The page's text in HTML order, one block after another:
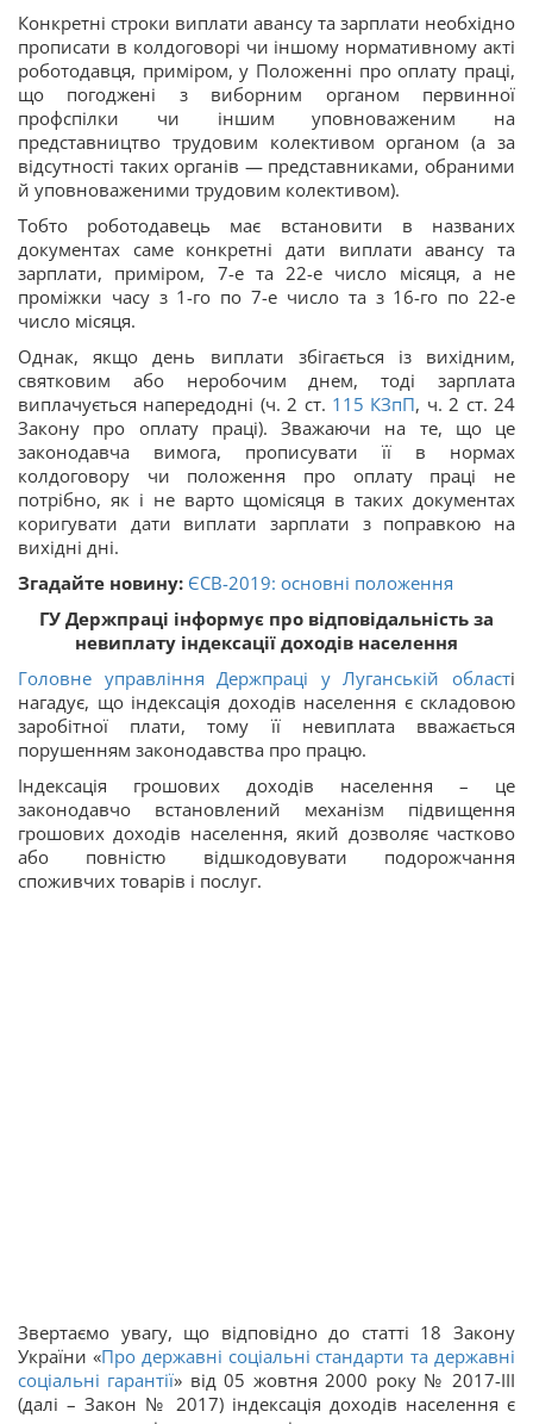
Конкретні строки виплати авансу та зарплати необхідно
прописати в колдоговорі чи іншому нормативному акті
роботодавця, приміром, у Положенні про оплату праці,
що погоджені з виборним органом первинної
профспілки чи іншим уповноваженим на
представництво трудовим колективом органом (а за
відсутності таких органів — представниками, обраними
й уповноваженими трудовим колективом).
Тобто роботодавець має встановити в названих
документах саме конкретні дати виплати авансу та
зарплати, приміром, 7-е та 22-е число місяця, а не
проміжки часу з 1-го по 7-е число та з 16-го по 22-е
число місяця.
Однак, якщо день виплати збігається із вихідним,
святковим або неробочим днем, тоді зарплата
виплачується напередодні (ч. 2 ст. 115 КЗпП, ч. 2 ст. 24
Закону про оплату праці). Зважаючи на те, що це
законодавча вимога, прописувати її в нормах
колдоговору чи положення про оплату праці не
потрібно, як і не варто щомісяця в таких документах
коригувати дати виплати зарплати з поправкою на
вихідні дні.
Згадайте новину: ЄСВ-2019: основні положення
ГУ Держпраці інформує про відповідальність за
невиплату індексації доходів населення
Головне управління Держпраці у Луганській області
нагадує, що індексація доходів населення є складовою
заробітної плати, тому її невиплата вважається
порушенням законодавства про працю.
Індексація грошових доходів населення – це
законодавчо встановлений механізм підвищення
грошових доходів населення, який дозволяє частково
або повністю відшкодовувати подорожчання
споживчих товарів і послуг.
Звертаємо увагу, що відповідно до статті 18 Закону
України «Про державні соціальні стандарти та державні
соціальні гарантії» від 05 жовтня 2000 року № 2017-ІІІ
(далі – Закон № 2017) індексація доходів населення є